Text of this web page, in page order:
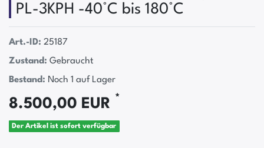
PL-3KPH -40°C bis 180°C
Art.-ID: 25187
Zustand: Gebraucht
Bestand: Noch 1 auf Lager
8.500,00 EUR *
Der Artikel ist sofort verfügbar